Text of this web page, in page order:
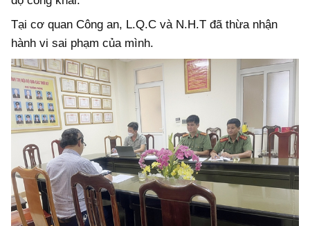
Tại cơ quan Công an, L.Q.C và N.H.T đã thừa nhận
hành vi sai phạm của mình.